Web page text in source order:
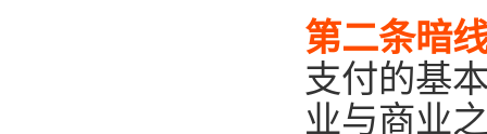
第二条暗
支付的基
业与商业